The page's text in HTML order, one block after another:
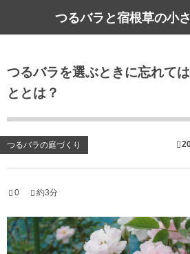
つるバラと宿根草の小
つるバラを選ぶときに忘れて
ととは？
つるバラの庭づくり
0 約3分